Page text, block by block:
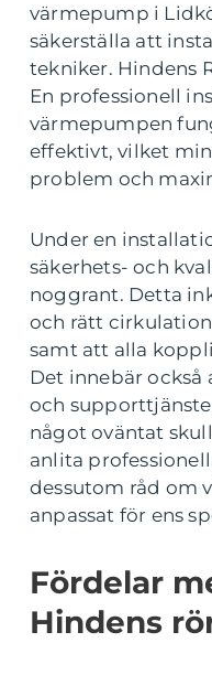
värmepump i
säkerställa att
tekniker. Hindens
En professionell
värmepumpen
effektivt, vilket
problem och
Under en
säkerhets- och
noggrant. Detta
och rätt
samt att alla
Det innebär
och
något oväntat
anlita
dessutom råd om
anpassat för ens
Fördelar
Hindens